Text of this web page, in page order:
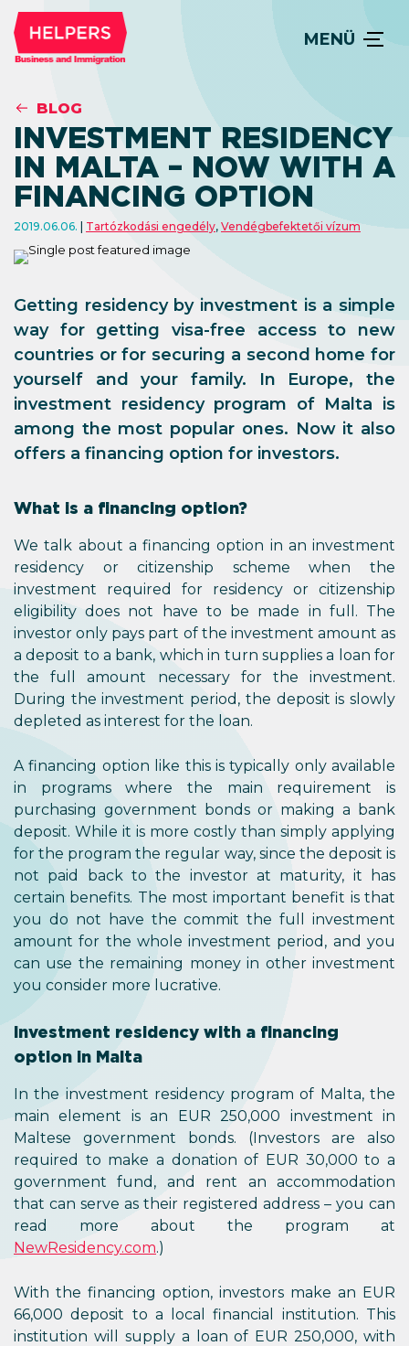
MENÜ
BLOG
INVESTMENT RESIDENCY
IN MALTA – NOW WITH A
FINANCING OPTION
2019.06.06. Tartózkodási engedély, Vendégbefektetői vízum
Getting residency by investment is a simple
way for getting visa-free access to new
countries or for securing a second home for
yourself and your family. In Europe, the
investment residency program of Malta is
among the most popular ones. Now it also
offers a financing option for investors.
What is a financing option?
We talk about a financing option in an investment
residency or citizenship scheme when the
investment required for residency or citizenship
eligibility does not have to be made in full. The
investor only pays part of the investment amount as
a deposit to a bank, which in turn supplies a loan for
the full amount necessary for the investment.
During the investment period, the deposit is slowly
depleted as interest for the loan.
A financing option like this is typically only available
in programs where the main requirement is
purchasing government bonds or making a bank
deposit. While it is more costly than simply applying
for the program the regular way, since the deposit is
not paid back to the investor at maturity, it has
certain benefits. The most important benefit is that
you do not have the commit the full investment
amount for the whole investment period, and you
can use the remaining money in other investment
you consider more lucrative.
Investment residency with a financing
option in Malta
In the investment residency program of Malta, the
main element is an EUR 250,000 investment in
Maltese government bonds. (Investors are also
required to make a donation of EUR 30,000 to a
government fund, and rent an accommodation
that can serve as their registered address – you can
read more about the program at
NewResidency.com.)
With the financing option, investors make an EUR
66,000 deposit to a local financial institution. This
institution will supply a loan of EUR 250,000, with